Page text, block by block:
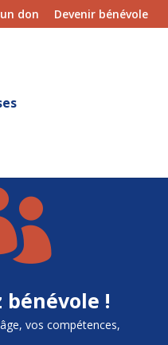
don Devenir bénévole
bénévole !
vos compétences,